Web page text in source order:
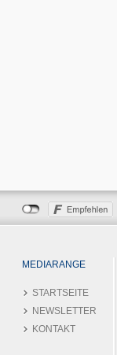
MEDIARANGE
STARTSEITE
NEWSLETTER
KONTAKT